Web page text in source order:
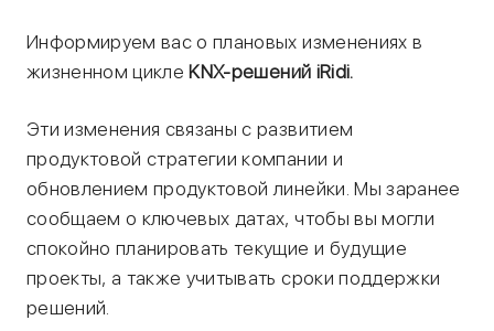
Информируем вас о плановых изменениях в
жизненном цикле KNX-решений iRidi.
Эти изменения связаны с развитием
продуктовой стратегии компании и
обновлением продуктовой линейки. Мы заранее
сообщаем о ключевых датах, чтобы вы могли
спокойно планировать текущие и будущие
проекты, а также учитывать сроки поддержки
решений.